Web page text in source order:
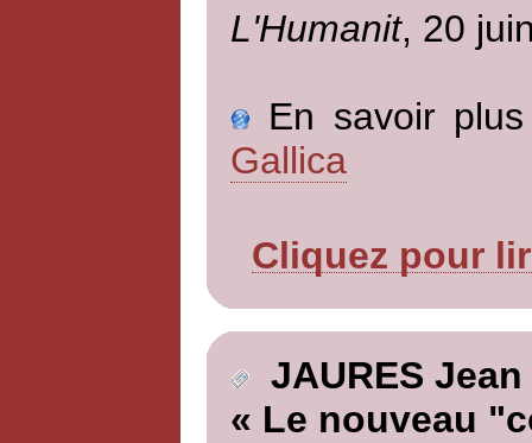
L'Humanit, 20
En savoir
Gallica
Cliquez pour
JAURES Jean
« Le nouveau